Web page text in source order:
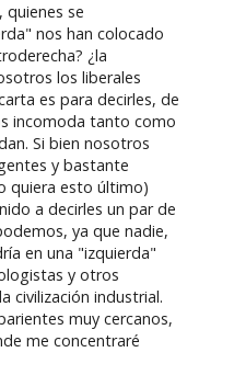
quienes se
nos han colocado
¿la
los liberales
es para decirles, de
incomoda tanto como
Si bien nosotros
y bastante
quiera esto último)
a decirles un par de
ya que nadie,
en una "izquierda"
y otros
civilización industrial.
muy cercanos,
me concentraré